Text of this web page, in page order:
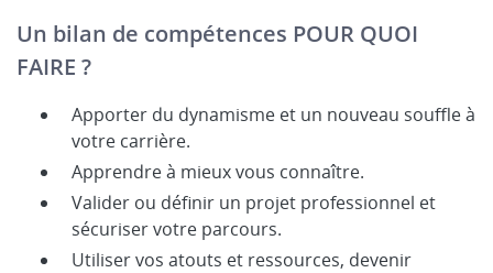
Un bilan de compétences POUR QUOI
FAIRE ?
Apporter du dynamisme et un nouveau souffle à
votre carrière.
Apprendre à mieux vous connaître.
Valider ou définir un projet professionnel et
sécuriser votre parcours.
Utiliser vos atouts et ressources, devenir